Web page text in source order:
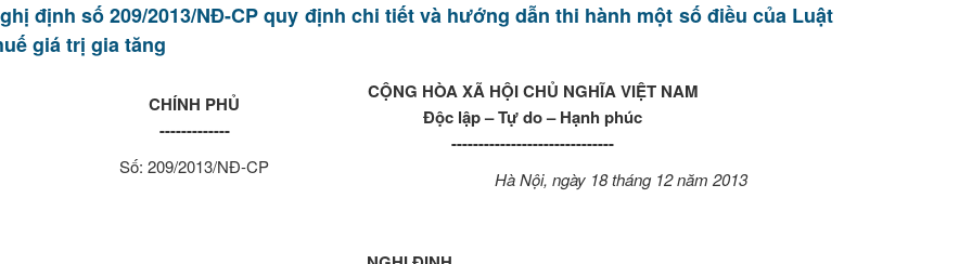
định số 209/2013/NĐ-CP quy định chi tiết và hướng dẫn thi hành một số điều của Luật
giá trị gia tăng
CHÍNH PHỦ
-------------
Số: 209/2013/NĐ-CP
CỘNG HÒA XÃ HỘI CHỦ NGHĨA VIỆT NAM
Độc lập – Tự do – Hạnh phúc
------------------------------
Hà Nội, ngày 18 tháng 12 năm 2013